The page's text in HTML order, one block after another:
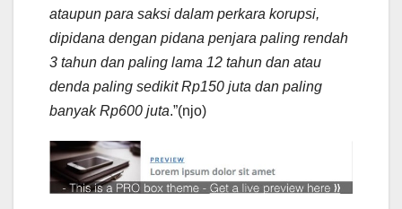
ataupun para saksi dalam perkara korupsi,
dipidana dengan pidana penjara paling rendah
3 tahun dan paling lama 12 tahun dan atau
denda paling sedikit Rp150 juta dan paling
banyak Rp600 juta.”(njo)